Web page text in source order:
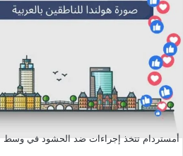
أمستردام تتخذ إجراءات ضد الحشود في وسط